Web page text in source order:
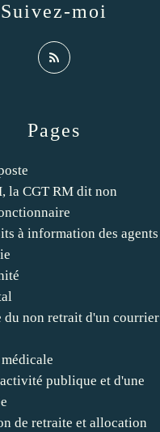
Pages
la CGT RM dit non
à information des agents
du non retrait d'un courrier
publique et d'une
de retraite et allocation
Suivez-moi